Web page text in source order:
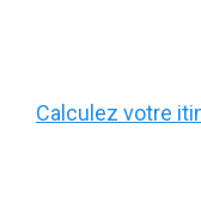
Calculez votre